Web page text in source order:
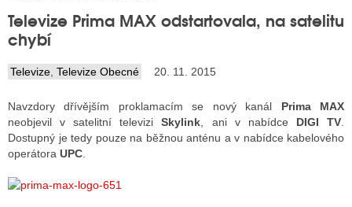
TISK
RADIA
RÁDIÍ
RÁDIÍ
Televize Prima MAX odstartovala, na satelitu
chybí
Televize Televize Obecné 20. 11. 2015
Navzdory dřívějším proklamacím se nový kanál Prima MAX
neobjevil v satelitní televiziSkylink , ani v nabídce DIGI TV
Dostupný je tedy pouze na běžnou anténu a v nabídce kabelového
operátora UPC